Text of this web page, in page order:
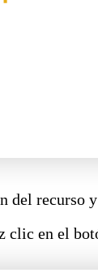
del recurso
clic en el